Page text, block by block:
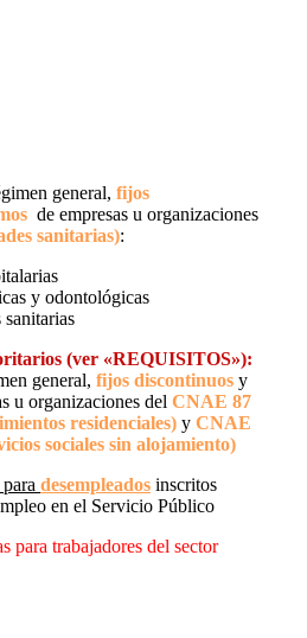
general, fijos
de empresas u organizaciones
sanitarias):
y odontológicas
(ver «REQUISITOS»):
general, fijos discontinuos y
u organizaciones del CNAE 87
residenciales) y CNAE
sociales sin alojamiento)
desempleados inscritos
en el Servicio Público
para trabajadores del sector